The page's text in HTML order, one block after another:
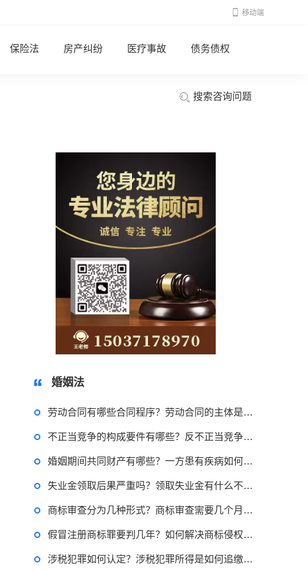
移动端
保险法 房产纠纷 医疗事故 债务债权
搜索咨询问题
婚姻法
劳动合同有哪些合同程序？劳动合同的主体是谁？
不正当竞争的构成要件有哪些？反不正当竞争法对不当竞争要件有什么规定？
婚姻期间共同财产有哪些？一方患有疾病如何离婚？
失业金领取后果严重吗？领取失业金有什么不良后果吗？
商标审查分为几种形式？商标审查需要几个月通过？
假冒注册商标罪要判几年？如何解决商标侵权纠纷？
涉税犯罪如何认定？涉税犯罪所得是如何追缴的？
2022-11-18 12:16:14